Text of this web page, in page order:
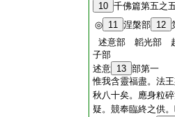
10 千佛篇第五之
◎ 11 涅槃部 12
述意部 韜光部
子部
述意 13 部第一
惟我含靈福盡。法
秋八十矣。應身粒
疑。競奉臨終之供